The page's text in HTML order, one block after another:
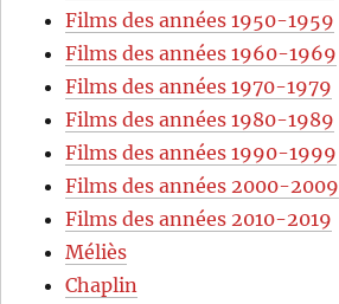
Films des années 1950-1959
Films des années 1960-1969
Films des années 1970-1979
Films des années 1980-1989
Films des années 1990-1999
Films des années 2000-2009
Films des années 2010-2019
Méliès
Chaplin